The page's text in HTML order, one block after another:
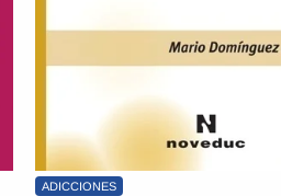
ADICCIONES